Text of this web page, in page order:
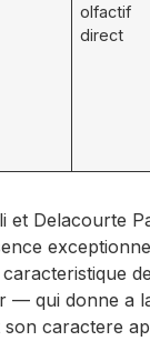
olfactif
direct
et Delacourte
— qui donne a
caractere